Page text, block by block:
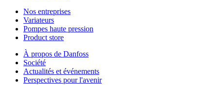
Nos entreprises
Variateurs
Pompes haute pression
Product store
À propos de Danfoss
Société
Actualités et événements
Perspectives pour l'avenir